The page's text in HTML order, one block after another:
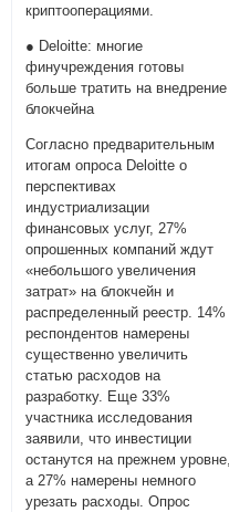
криптооперациями.
● Deloitte: многие
финучреждения готовы
больше тратить на внедрение
блокчейна
Согласно предварительным
итогам опроса Deloitte о
перспективах
индустриализации
финансовых услуг, 27%
опрошенных компаний ждут
«небольшого увеличения
затрат» на блокчейн и
распределенный реестр. 14%
респондентов намерены
существенно увеличить
статью расходов на
разработку. Еще 33%
участника исследования
заявили, что инвестиции
останутся на прежнем
а 27% намерены немного
урезать расходы. Опрос